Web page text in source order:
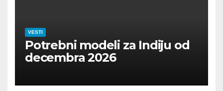
VESTI
Potrebni modeli za Indiju od
decembra 2026